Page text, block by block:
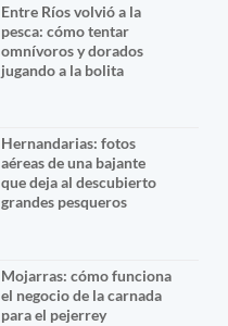
Entre Ríos volvió a la
pesca: cómo tentar
omnívoros y dorados
jugando a la bolita
Hernandarias: fotos
aéreas de una bajante
que deja al descubierto
grandes pesqueros
Mojarras: cómo funciona
el negocio de la carnada
para el pejerrey